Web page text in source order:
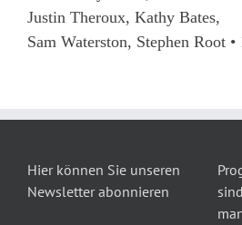
Justin Theroux, Kathy Bates,
Sam Waterston, Stephen Root •
Hier können Sie unseren
Newsletter abonnieren